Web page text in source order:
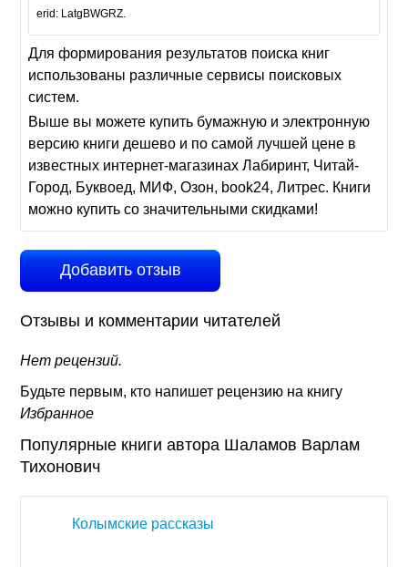
erid: LatgBWGRZ.
Для формирования результатов поиска книг
использованы различные сервисы поисковых
систем.
Выше вы можете купить бумажную и электронную
версию книги дешево и по самой лучшей цене в
известных интернет-магазинах Лабиринт, Читай-
Город, Буквоед, МИФ, Озон, book24, Литрес. Книги
можно купить со значительными скидками!
Добавить отзыв
Отзывы и комментарии читателей
Нет рецензий.
Будьте первым, кто напишет рецензию на книгу
Избранное
Популярные книги автора Шаламов Варлам
Тихонович
Колымские рассказы